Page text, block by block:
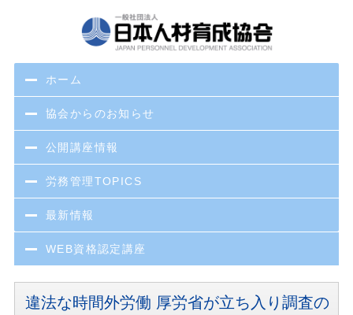
ホーム
協会からのお知らせ
公開講座情報
労務管理TOPICS
最新情報
WEB資格認定講座
違法な時間外労働 厚労省が立ち入り調査の